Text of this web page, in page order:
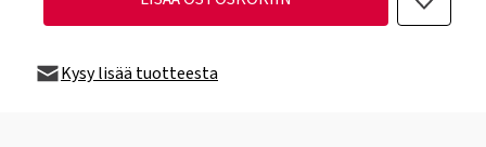
Kysy lisää tuotteesta